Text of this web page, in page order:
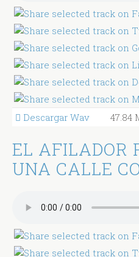
Descargar Wav 47.84
EL AFILADOR
UNA CALLE